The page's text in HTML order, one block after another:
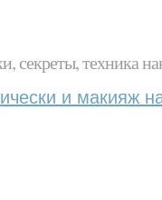
секреты, техника
и макияж